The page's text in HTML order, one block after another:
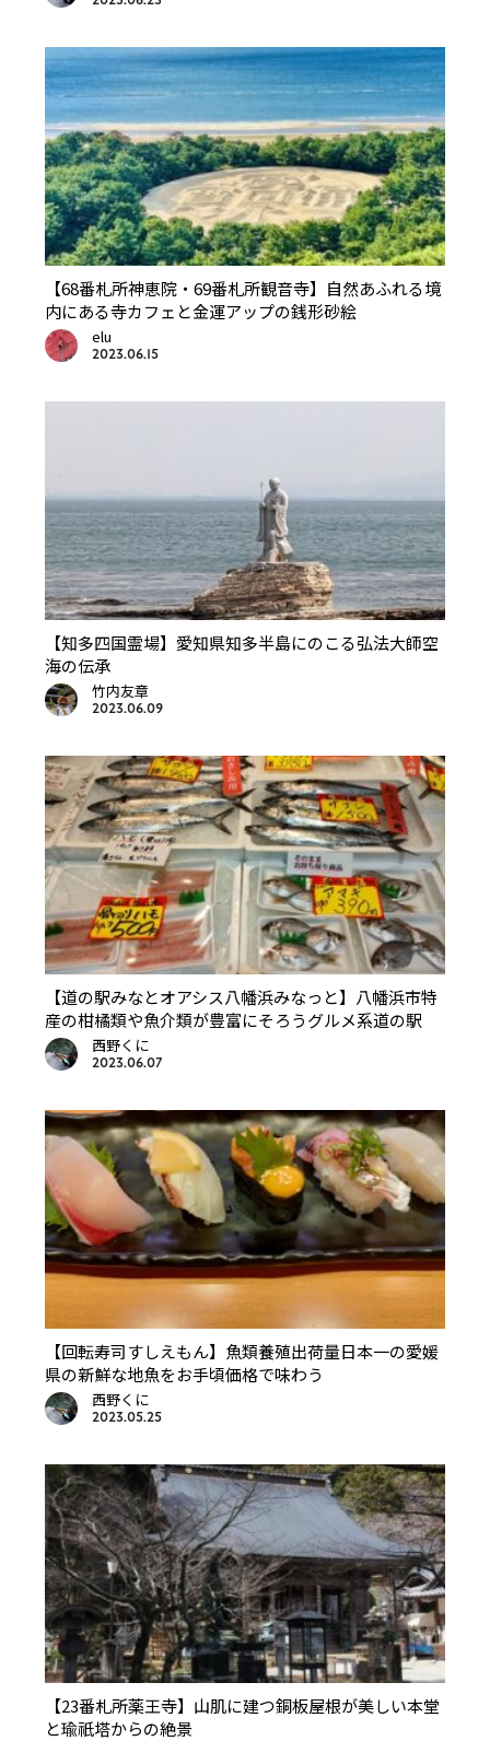
【68番札所神恵院・69番札所観音寺】自然あふれる境
内にある寺カフェと金運アップの銭形砂絵
elu
2023.06.15
【知多四国霊場】愛知県知多半島にのこる弘法大師空
海の伝承
竹内友章
2023.06.09
【道の駅みなとオアシス八幡浜みなっと】八幡浜市特
産の柑橘類や魚介類が豊富にそろうグルメ系道の駅
西野くに
2023.06.07
【回転寿司すしえもん】魚類養殖出荷量日本一の愛媛
県の新鮮な地魚をお手頃価格で味わう
西野くに
2023.05.25
【23番札所薬王寺】山肌に建つ銅板屋根が美しい本堂
と瑜祇塔からの絶景